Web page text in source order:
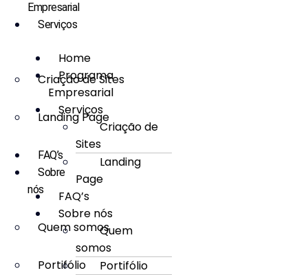
Empresarial
Serviços
Criação de Sites
Landing Page
FAQ’s
Sobre
nós
Quem somos
Portifólio
Home
Programa
Empresarial
Serviços
Criação de
Sites
Landing
Page
FAQ’s
Sobre nós
Quem
somos
Portifólio